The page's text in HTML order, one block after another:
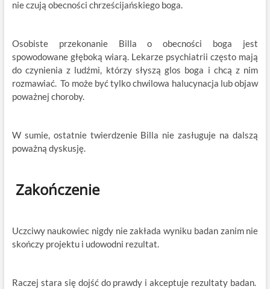
nie czują obecności chrześcijańskiego boga.
Osobiste przekonanie Billa o obecności boga jest
spowodowane głęboką wiarą. Lekarze psychiatrii często mają
do czynienia z ludźmi, którzy słyszą glos boga i chcą z nim
rozmawiać. To może być tylko chwilowa halucynacja lub objaw
poważnej choroby.
W sumie, ostatnie twierdzenie Billa nie zasługuje na dalszą
poważną dyskusję.
Zakończenie
Uczciwy naukowiec nigdy nie zakłada wyniku badan zanim nie
skończy projektu i udowodni rezultat.
Raczej stara się dojść do prawdy i akceptuje rezultaty badan.